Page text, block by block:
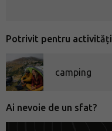
Potrivit pentru activități
camping
Ai nevoie de un sfat?